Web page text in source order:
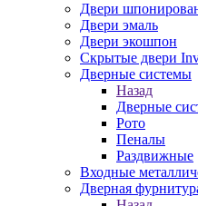
Двери
Двери эмаль
Двери экошпон
Скрытые двери
Дверные системы
Назад
Дверные
Рото
Пеналы
Раздвижные
Входные
Дверная